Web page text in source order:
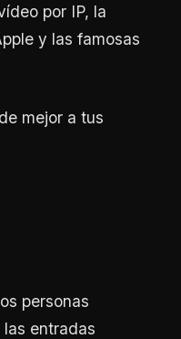
por IP, la
y las famosas
mejor a tus
personas
entradas